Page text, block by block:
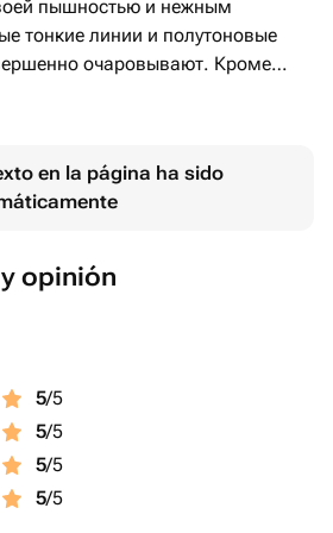
пышностью и нежным
тонкие линии и полутоновые
очаровывают. Кроме
дополняют 5 ветвей
подарка, который будет радовать
удовольствие на
en la página ha sido
opinión
5/5
5/5
5/5
5/5